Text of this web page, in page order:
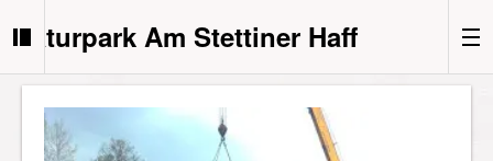
Naturpark Am Stettiner Haff